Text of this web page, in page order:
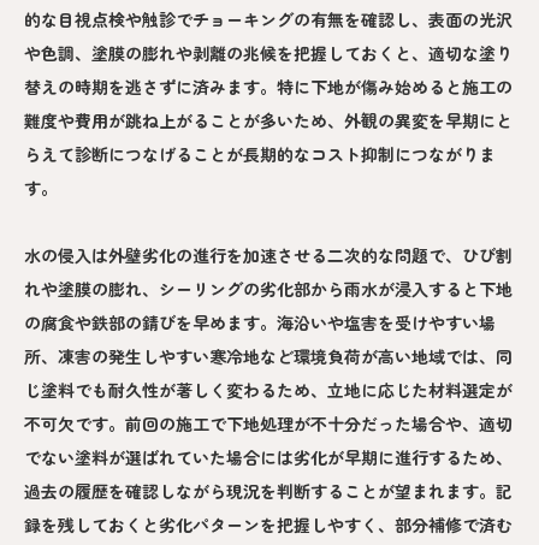
的な目視点検や触診でチョーキングの有無を確認し、表面の光沢
や色調、塗膜の膨れや剥離の兆候を把握しておくと、適切な塗り
替えの時期を逃さずに済みます。特に下地が傷み始めると施工の
難度や費用が跳ね上がることが多いため、外観の異変を早期にと
らえて診断につなげることが長期的なコスト抑制につながりま
す。
水の侵入は外壁劣化の進行を加速させる二次的な問題で、ひび割
れや塗膜の膨れ、シーリングの劣化部から雨水が浸入すると下地
の腐食や鉄部の錆びを早めます。海沿いや塩害を受けやすい場
所、凍害の発生しやすい寒冷地など環境負荷が高い地域では、同
じ塗料でも耐久性が著しく変わるため、立地に応じた材料選定が
不可欠です。前回の施工で下地処理が不十分だった場合や、適切
でない塗料が選ばれていた場合には劣化が早期に進行するため、
過去の履歴を確認しながら現況を判断することが望まれます。記
録を残しておくと劣化パターンを把握しやすく、部分補修で済む